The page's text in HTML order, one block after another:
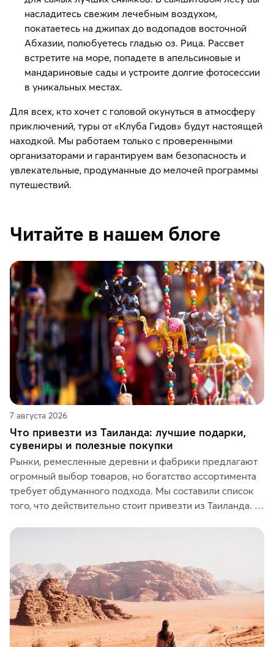
насладитесь свежим лечебным воздухом,
покатаетесь на джипах до водопадов восточной
Абхазии, полюбуетесь гладью оз. Рица. Рассвет
встретите на море, попадете в апельсиновые и
мандариновые сады и устроите долгие фотосессии
в уникальных местах.
Для всех, кто хочет с головой окунуться в атмосферу
приключений, туры от «Клуба Гидов» будут настоящей
находкой. Мы работаем только с проверенными
организаторами и гарантируем вам безопасность и
увлекательные, продуманные до мелочей программы
путешествий.
Читайте в нашем блоге
7 августа 2026
Что привезти из Таиланда: лучшие подарки,
сувениры и полезные покупки
Рынки, ремесленные деревни и фабрики предлагают
огромный выбор товаров, но богатство ассортимента
требует обдуманного подхода. Мы составили список
того, что действительно стоит привезти из Таиланда.
средства, одежду, украшения, предметы интерьера
где их купить.